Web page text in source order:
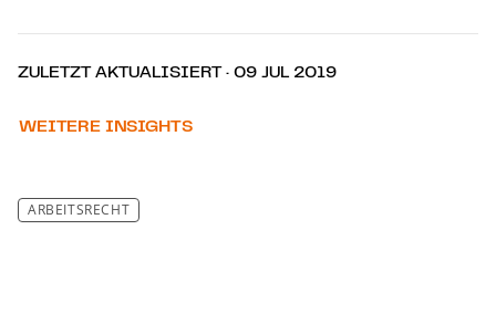
ZULETZT AKTUALISIERT · 09 JUL 2019
WEITERE INSIGHTS
ARBEITSRECHT